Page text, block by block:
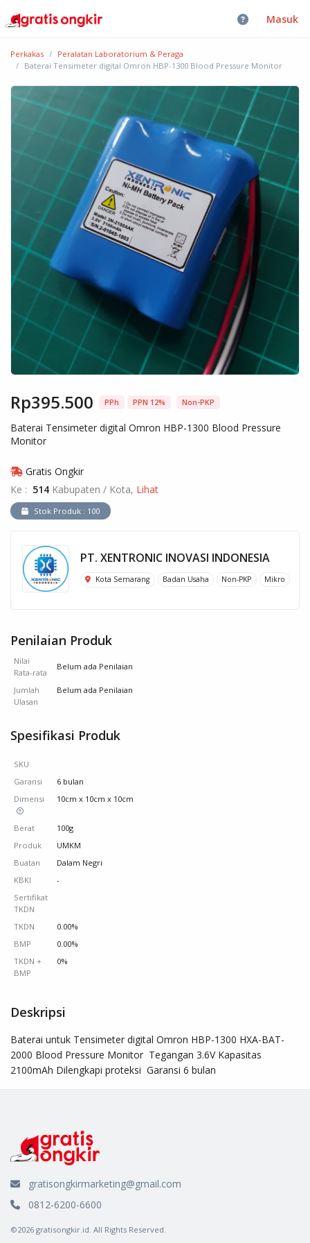
Masuk
Perkakas
Peralatan Laboratorium & Peraga
Baterai Tensimeter digital Omron HBP-1300 Blood Pressure Monitor
Rp395.500 PPh PPN 12% Non-PKP
Baterai Tensimeter digital Omron HBP-1300 Blood Pressure
Monitor
Gratis Ongkir
Ke : 514 Kabupaten / Kota, Lihat
Stok Produk : 100
PT. XENTRONIC INOVASI INDONESIA
Kota Semarang Badan Usaha Non-PKP Mikro
Penilaian Produk
Nilai
Rata-rata
Belum ada Penilaian
Jumlah
Ulasan
Belum ada Penilaian
Spesifikasi Produk
SKU
Garansi
6 bulan
Dimensi
10cm x 10cm x 10cm
Berat
100g
Produk
UMKM
Buatan
Dalam Negri
KBKI
-
Sertifikat
TKDN
TKDN
0.00%
BMP
0.00%
TKDN +
BMP
0%
Deskripsi
Baterai untuk Tensimeter digital Omron HBP-1300 HXA-BAT-
2000 Blood Pressure Monitor  Tegangan 3.6V Kapasitas
2100mAh Dilengkapi proteksi  Garansi 6 bulan
gratisongkirmarketing@gmail.com
0812-6200-6600
©2026 gratisongkir.id. All Rights Reserved.